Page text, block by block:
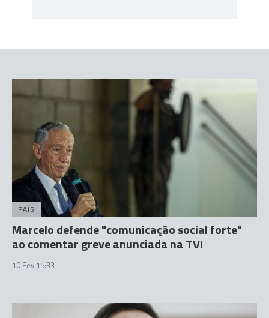
PAÍS
Marcelo defende "comunicação social forte"
ao comentar greve anunciada na TVI
10 Fev 15:33